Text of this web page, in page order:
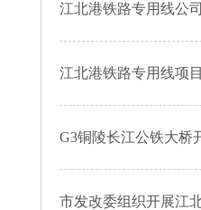
江北港铁路专用线公
江北港铁路专用线项
G3铜陵长江公铁大桥
市发改委组织开展江